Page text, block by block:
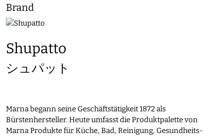
Brand
Shupatto
シュパット
Marna begann seine Geschäftstätigkeit 1872 als
Bürstenhersteller. Heute umfasst die Produktpalette von
Marna Produkte für Küche, Bad, Reinigung, Gesundheits-